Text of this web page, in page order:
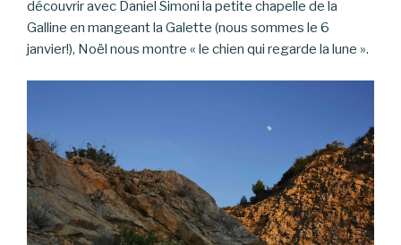
découvrir avec Daniel Simoni la petite chapelle de la
Galline en mangeant la Galette (nous sommes le 6
janvier!), Noël nous montre « le chien qui regarde la lune ».